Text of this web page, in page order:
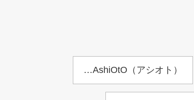
…AshiOtO（アシオト）